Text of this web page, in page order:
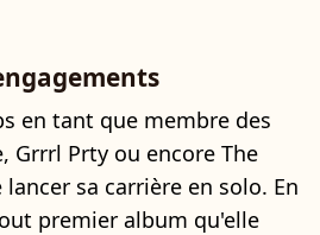
en tant que membre des
Grrrl Prty ou encore The
sa carrière en solo. En
premier album qu'elle